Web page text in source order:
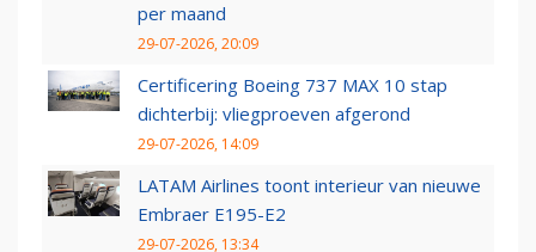
per maand
29-07-2026, 20:09
Certificering Boeing 737 MAX 10 stap
dichterbij: vliegproeven afgerond
29-07-2026, 14:09
LATAM Airlines toont interieur van nieuwe
Embraer E195-E2
29-07-2026, 13:34